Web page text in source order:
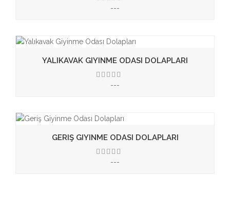
3.50
---
YALIKAVAK GIYINME ODASI DOLAPLARI
3.50
---
GERIŞ GIYINME ODASI DOLAPLARI
3.50
---